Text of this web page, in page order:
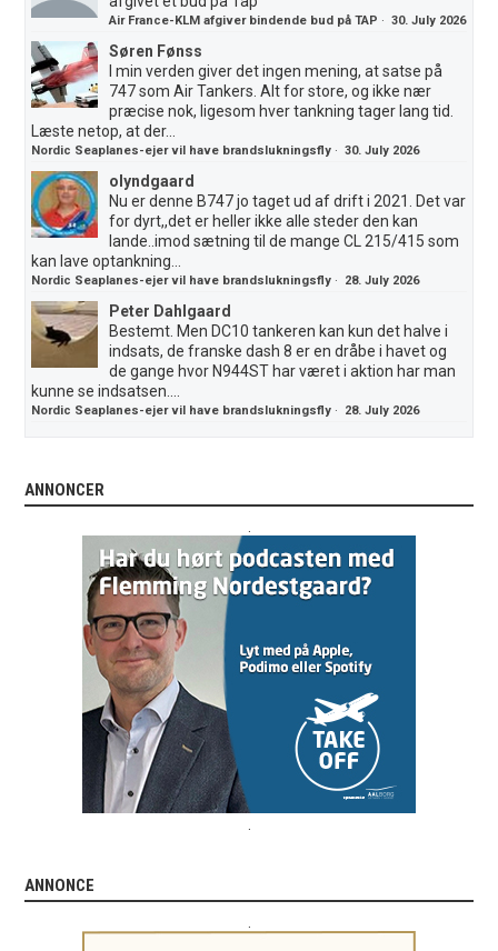
Air France-KLM afgiver bindende bud på TAP ·30. July 2026
Søren Fønss
I min verden giver det ingen mening, at satse på
747 som Air Tankers. Alt for store, og ikke nær
præcise nok, ligesom hver tankning tager lang tid.
Læste netop, at der...
Nordic Seaplanes-ejer vil have brandslukningsfly ·30. July 2026
olyndgaard
Nu er denne B747 jo taget ud af drift i 2021. Det var
for dyrt,,det er heller ikke alle steder den kan
lande..imod sætning til de mange CL 215/415 som
kan lave optankning...
Nordic Seaplanes-ejer vil have brandslukningsfly · 28. July 2026
Peter Dahlgaard
Bestemt. Men DC10 tankeren kan kun det halve i
indsats, de franske dash 8 er en dråbe i havet og
de gange hvor N944ST har været i aktion har man
kunne se indsatsen....
Nordic Seaplanes-ejer vil have brandslukningsfly · 28. July 2026
ANNONCER
ANNONCE